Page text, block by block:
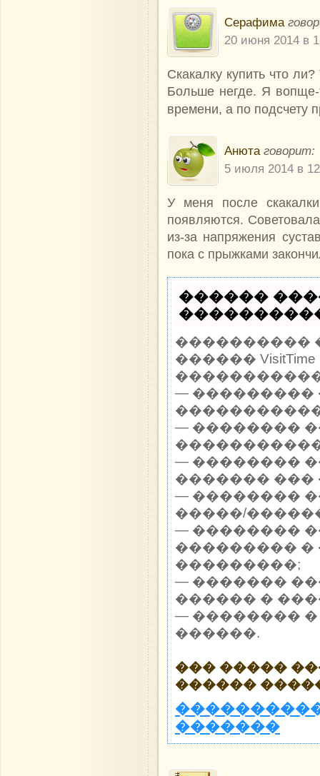
Серафима
20 июня 2014 в
Скакалку купить что
Больше негде. Я
времени, а по подсчету
Анюта говорит:
5 июля 2014 в
У меня после
появляются.
из-за напряжения
пока с прыжками
������
����������
������
������������
— ���������
— ��������
— ��������
������� ���
— ��������
�����/
— ��������
���������
���������;
— �������
������ �
— ��������
������.
��� �����
������
�������